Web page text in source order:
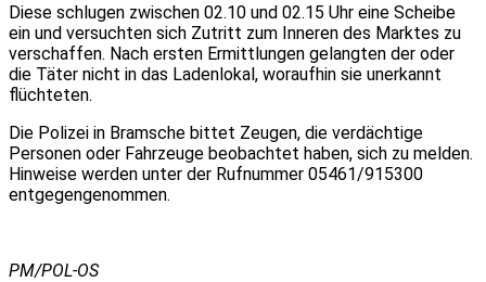
Diese schlugen zwischen 02.10 und 02.15 Uhr eine Scheibe
ein und versuchten sich Zutritt zum Inneren des Marktes zu
verschaffen. Nach ersten Ermittlungen gelangten der oder
die Täter nicht in das Ladenlokal, woraufhin sie unerkannt
flüchteten.
Die Polizei in Bramsche bittet Zeugen, die verdächtige
Personen oder Fahrzeuge beobachtet haben, sich zu melden.
Hinweise werden unter der Rufnummer 05461/915300
entgegengenommen.
PM/POL-OS